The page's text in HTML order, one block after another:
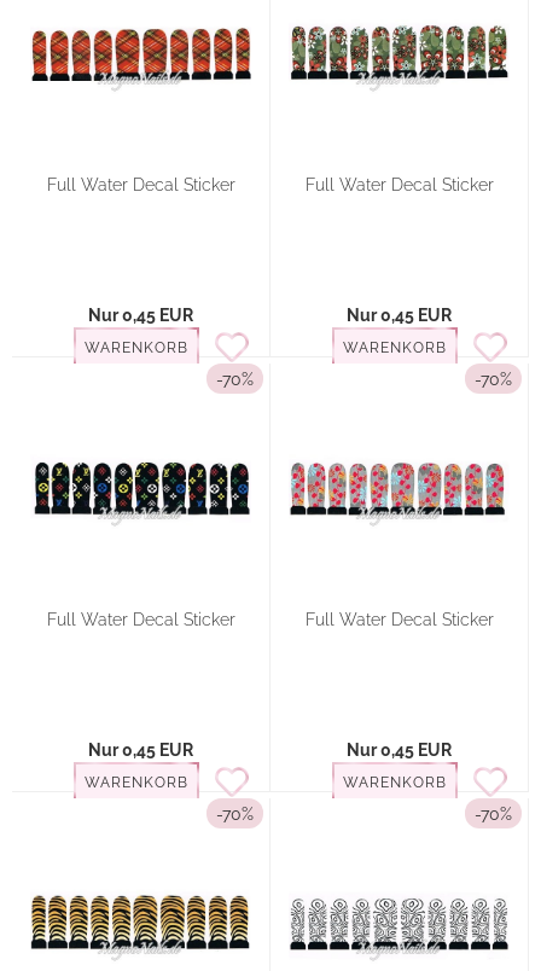
Full Water Decal Sticker
Nur 0,45 EUR
WARENKORB
Full Water Decal Sticker
Nur 0,45 EUR
WARENKORB
-70%
Full Water Decal Sticker
Nur 0,45 EUR
WARENKORB
-70%
Full Water Decal Sticker
Nur 0,45 EUR
WARENKORB
-70% -70%